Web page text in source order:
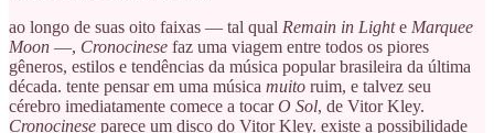
ao longo de suas oito faixas — tal qual Remain in Lighte Marquee
Moon —, Cronocinese faz uma viagem entre todos os piores
gêneros, estilos e tendências da música popular brasileira da última
década. tente pensar em uma música muito ruim, e talvez seu
cérebro imediatamente comece a tocarO Sol, de Vitor Kley.
Cronocinese parece um disco do Vitor Kley. existe a possibilidade